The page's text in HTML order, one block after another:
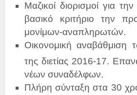
Μαζικοί διορισμοί για
βασικό κριτήριο την
μονίμων-αναπληρωτών.
Οικονομική αναβάθμιση
της διετίας 2016-17.
νέων συναδέλφων.
Πλήρη σύνταξη στα 30